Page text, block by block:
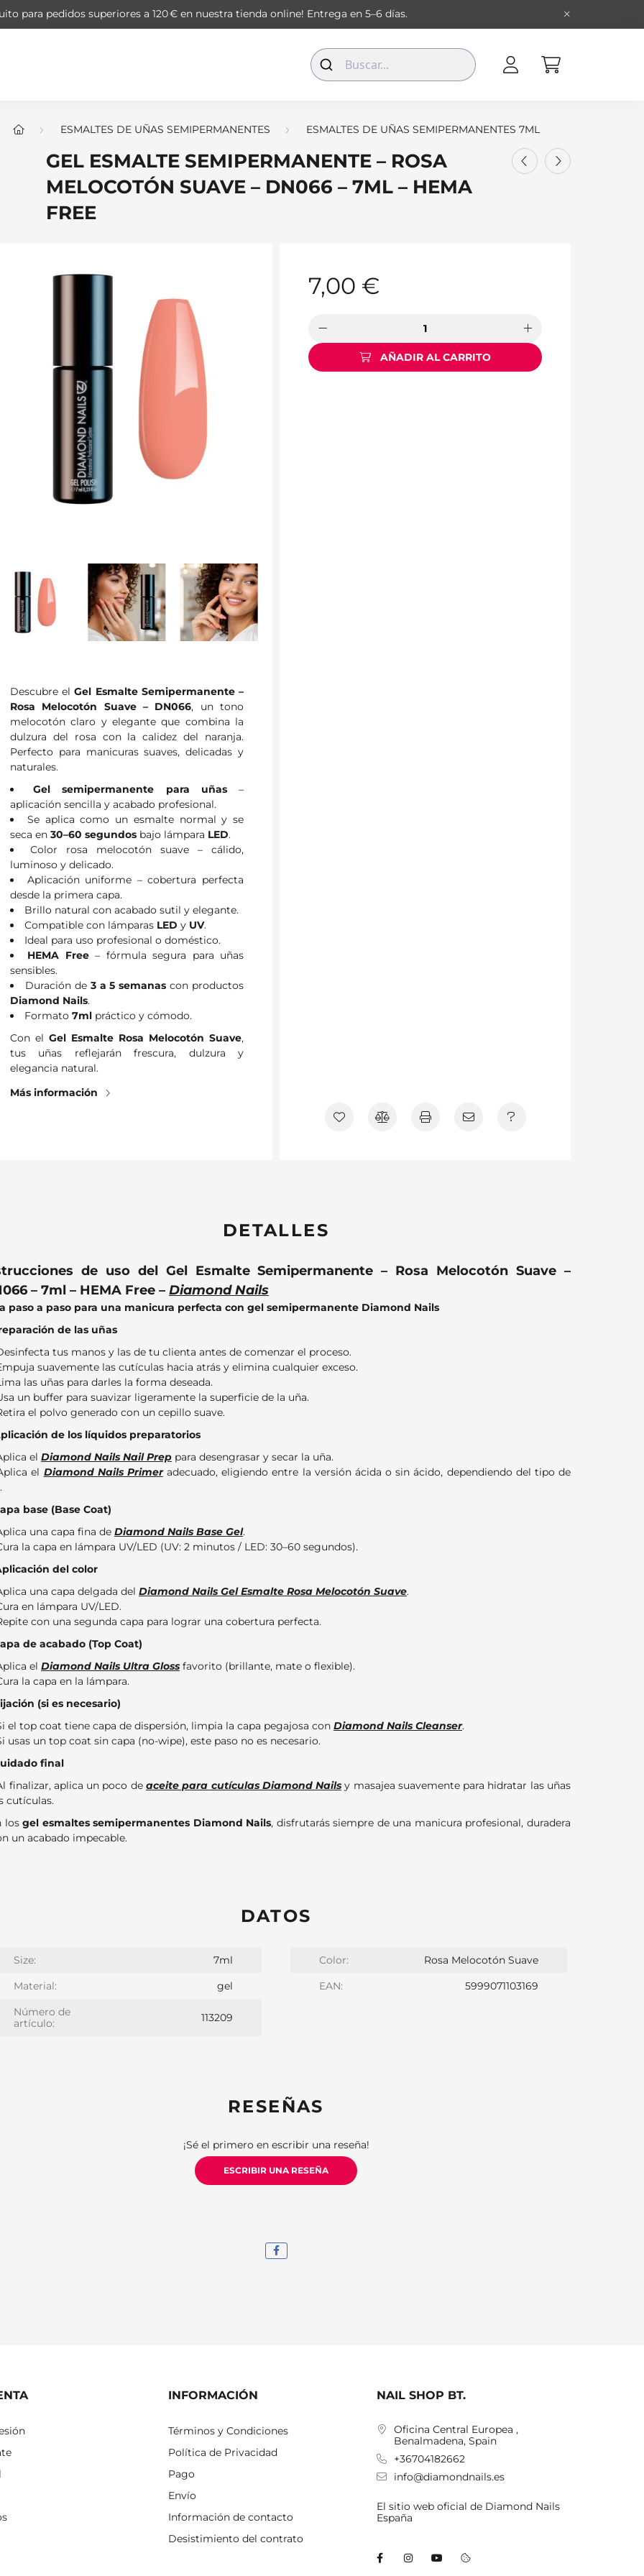
para pedidos superiores a 120 € en nuestra tienda online! Entrega en 5–6 días.
ESMALTES DE UÑAS SEMIPERMANENTES ESMALTES DE UÑAS SEMIPERMANENTES 7ML
GEL ESMALTE SEMIPERMANENTE – ROSA
MELOCOTÓN SUAVE – DN066 – 7ML – HEMA
FREE
Descubre elGel Esmalte Semipermanente –
Rosa Melocotón Suave – DN066, un tono
melocotón claro y elegante que combina la
dulzura del rosa con la calidez del naranja.
Perfecto para manicuras suaves, delicadas y
naturales.
Gel semipermanente para uñas–
aplicación sencilla y acabado profesional.
Se aplica como un esmalte normal y se
seca en 30–60 segundos bajo lámpara LED.
Color rosa melocotón suave – cálido,
luminoso y delicado.
Aplicación uniforme – cobertura perfecta
desde la primera capa.
Brillo natural con acabado sutil y elegante.
Compatible con lámparas LED y UV.
Ideal para uso profesional o doméstico.
HEMA Free– fórmula segura para uñas
sensibles.
Duración de 3 a 5 semanas con productos
Diamond Nails.
Formato 7ml práctico y cómodo.
Con el Gel Esmalte Rosa Melocotón Suave,
tus uñas reflejarán frescura, dulzura y
elegancia natural.
Más información
7,00 €
AÑADIR AL CARRITO
DETALLES
de uso del Gel Esmalte Semipermanente – Rosa Melocotón Suave –
– 7ml – HEMA Free – Diamond Nails
paso a paso para una manicura perfecta con gel semipermanente Diamond Nails
de las uñas
tus manos y las de tu clienta antes de comenzar el proceso.
suavemente las cutículas hacia atrás y elimina cualquier exceso.
las uñas para darles la forma deseada.
un buffer para suavizar ligeramente la superficie de la uña.
el polvo generado con un cepillo suave.
de los líquidos preparatorios
el Diamond Nails Nail Prep para desengrasar y secar la uña.
el Diamond Nails Primeradecuado, eligiendo entre la versión ácida o sin ácido, dependiendo del tipo de
base (Base Coat)
una capa fina de Diamond Nails Base Gel.
la capa en lámpara UV/LED (UV: 2 minutos / LED: 30–60 segundos).
del color
una capa delgada del Diamond Nails Gel Esmalte Rosa Melocotón Suave.
en lámpara UV/LED.
con una segunda capa para lograr una cobertura perfecta.
de acabado (Top Coat)
el Diamond Nails Ultra Gloss favorito (brillante, mate o flexible).
la capa en la lámpara.
(si es necesario)
el top coat tiene capa de dispersión, limpia la capa pegajosa con Diamond Nails Cleanser.
usas un top coat sin capa (no-wipe), este paso no es necesario.
final
finalizar, aplica un poco de aceite para cutículas Diamond Nails y masajea suavemente para hidratar las uñas
cutículas.
losgel esmaltes semipermanentes Diamond Nails, disfrutarás siempre de una manicura profesional, duradera
un acabado impecable.
DATOS
Size: 7ml Color:
Rosa Melocotón Suave
Material:
gel EAN:
5999071103169
Número de
artículo:
113209
RESEÑAS
¡Sé el primero en escribir una reseña!
ESCRIBIR UNA RESEÑA
INFORMACIÓN
Términos y Condiciones
Política de Privacidad
Pago
Envío
Información de contacto
Desistimiento del contrato
NAIL SHOP BT.
Oficina Central Europea ,
Benalmadena, Spain
+36704182662
info@diamondnails.es
El sitio web oficial de Diamond Nails
España